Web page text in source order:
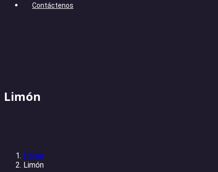
Contáctenos
Limón
Home
Limón